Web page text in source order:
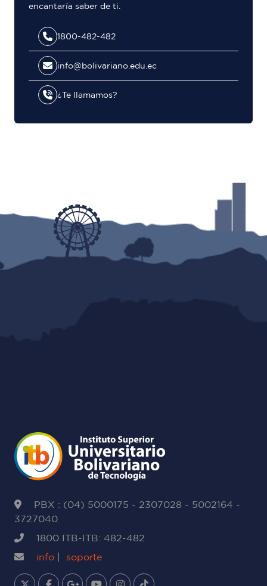
encantaría saber de ti.
1800-482-482
info@bolivariano.edu.ec
¿Te llamamos?
PBX : (04) 5000175 - 2307028 - 5002164 -
3727040
1800 ITB-ITB: 482-482
info
soporte